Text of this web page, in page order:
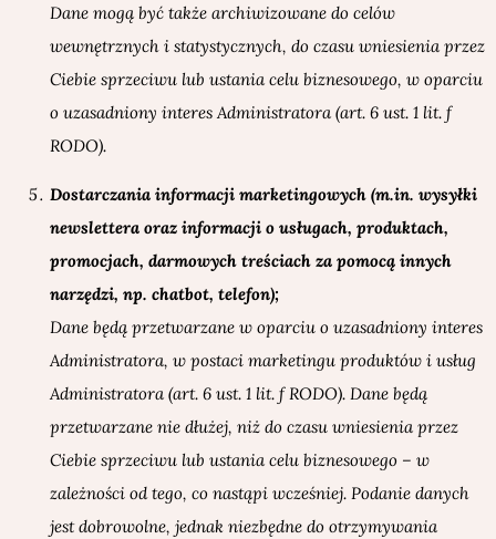
Dane mogą być także archiwizowane do celów
wewnętrznych i statystycznych, do czasu wniesienia przez
Ciebie sprzeciwu lub ustania celu biznesowego, w oparciu
o uzasadniony interes Administratora (art. 6 ust. 1 lit. f
RODO).
Dostarczania informacji marketingowych (m.in. wysyłki
newslettera oraz informacji o usługach, produktach,
promocjach, darmowych treściach za pomocą innych
narzędzi, np. chatbot, telefon);
Dane będą przetwarzane w oparciu o uzasadniony interes
Administratora, w postaci marketingu produktów i usług
Administratora (art. 6 ust. 1 lit. f RODO). Dane będą
przetwarzane nie dłużej, niż do czasu wniesienia przez
Ciebie sprzeciwu lub ustania celu biznesowego – w
zależności od tego, co nastąpi wcześniej. Podanie danych
jest dobrowolne, jednak niezbędne do otrzymywania